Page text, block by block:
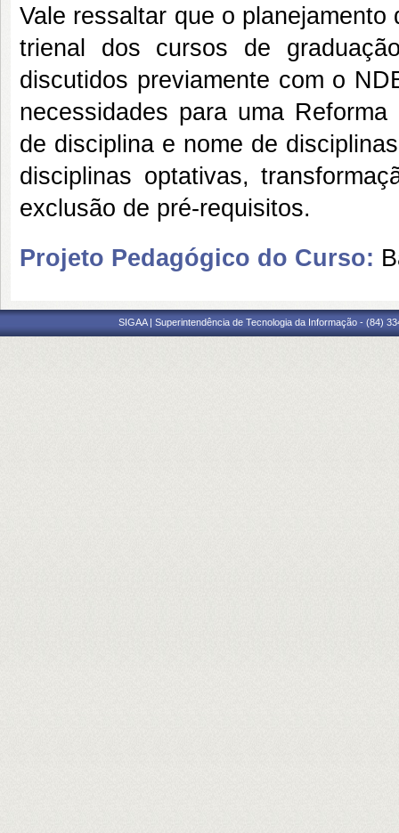
Vale ressaltar que o
trienal dos cursos de
discutidos previamente com o
necessidades para uma
de disciplina e nome de
disciplinas optativas,
exclusão de pré-requisitos.
Projeto Pedagógico do Curso:
SIGAA | Superintendência de Tecnologia da Informação - (84)